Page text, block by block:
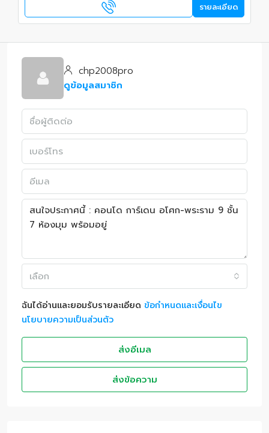
รายละเอียด
chp2008pro
ดูข้อมูลสมาชิก
เลือก
ฉันได้อ่านและยอมรับรายละเอียด ข้อกำหนดและเงื่อนไข
นโยบายความเป็นส่วนตัว
ส่งอีเมล
ส่งข้อความ